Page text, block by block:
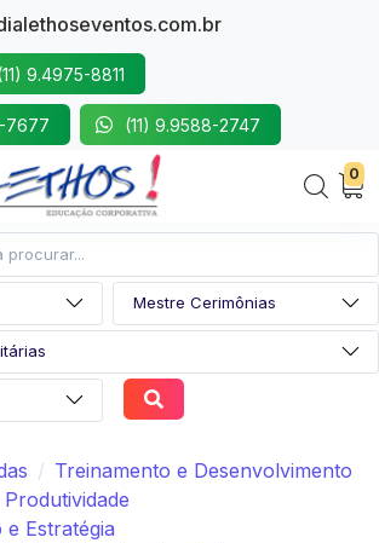
9.4975-8811
7677 (11) 9.9588-2747
0
Treinamento e Desenvolvimento
Produtividade
e Estratégia